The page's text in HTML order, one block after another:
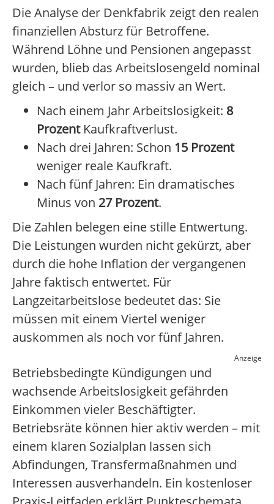
Die Analyse der Denkfabrik zeigt den realen
finanziellen Absturz für Betroffene.
Während Löhne und Pensionen angepasst
wurden, blieb das Arbeitslosengeld nominal
gleich – und verlor so massiv an Wert.
Nach einem Jahr Arbeitslosigkeit: 8
ProzentKaufkraftverlust.
Nach drei Jahren: Schon 15 Prozent
weniger reale Kaufkraft.
Nach fünf Jahren: Ein dramatisches
Minus von 27 Prozent.
Die Zahlen belegen eine stille Entwertung.
Die Leistungen wurden nicht gekürzt, aber
durch die hohe Inflation der vergangenen
Jahre faktisch entwertet. Für
Langzeitarbeitslose bedeutet das: Sie
müssen mit einem Viertel weniger
auskommen als noch vor fünf Jahren.
Anzeige
Betriebsbedingte Kündigungen und
wachsende Arbeitslosigkeit gefährden
Einkommen vieler Beschäftigter.
Betriebsräte können hier aktiv werden – mit
einem klaren Sozialplan lassen sich
Abfindungen, Transfermaßnahmen und
Interessen ausverhandeln. Ein kostenloser